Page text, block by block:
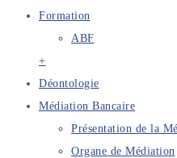
Formation
ABF
+
Déontologie
Médiation Bancaire
Présentation de la
Organe de Médiation